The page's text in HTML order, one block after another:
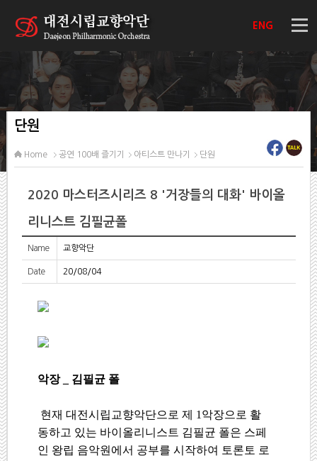
ENG
단원
Home 공연 100배 즐기기 아티스트 만나기 단원
2020 마스터즈시리즈 8 '거장들의 대화' 바이올
리니스트 김필균폴
Name 교향악단
Date 20/08/04
악장 김필균 폴
현재 대전시립교향악단으로 제 1 악장으로 활
동하고 있는 바이올리니스트 김필균 폴은 스페
인 왕립 음악원에서 공부를 시작하여 토론토 로